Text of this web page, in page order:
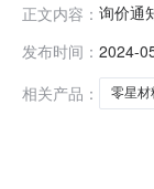
正文内容： 询价通
下达需
发布时间： 2024-
相关产品：
零星材